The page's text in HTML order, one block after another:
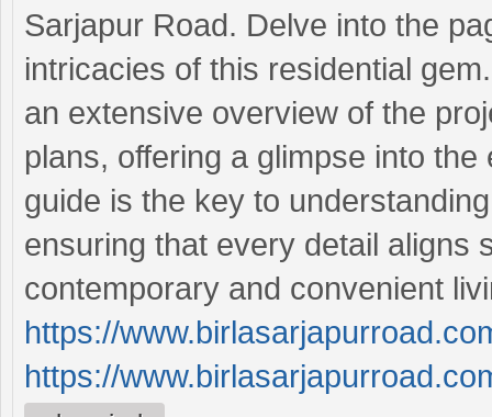
Sarjapur Road. Delve into the
intricacies of this residential
an extensive overview of the
plans, offering a glimpse into
guide is the key to
ensuring that every detail aligns
contemporary and convenient
https://
https://